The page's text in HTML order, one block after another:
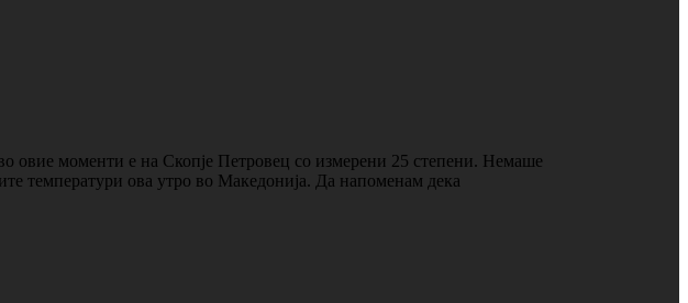
овие моменти е на Скопје Петровец со измерени 25 степени. Немаше
температури ова утро во Македонија. Да напоменам дека